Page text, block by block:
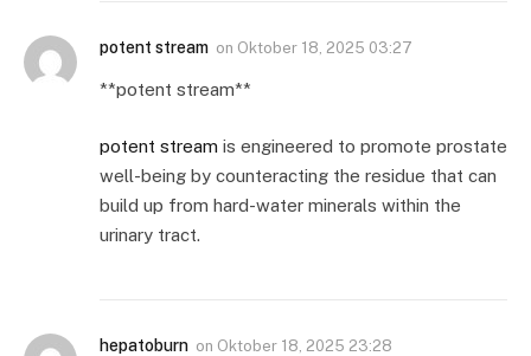
potent stream on Oktober 18, 2025 03:27
**potent stream**
potent stream is engineered to promote prostate
well-being by counteracting the residue that can
build up from hard-water minerals within the
urinary tract.
hepatoburn on Oktober 18, 2025 23:28